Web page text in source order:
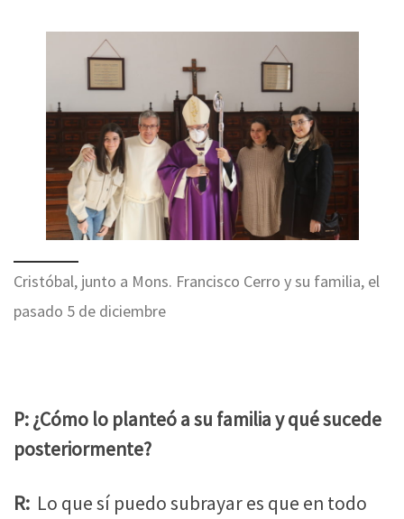
Cristóbal, junto a Mons. Francisco Cerro y su familia, el
pasado 5 de diciembre
P: ¿Cómo lo planteó a su familia y qué sucede
posteriormente?
R: Lo que sí puedo subrayar es que en todo